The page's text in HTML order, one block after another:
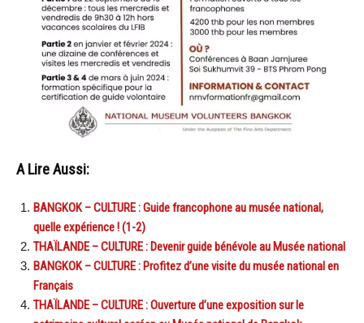
A Lire Aussi:
BANGKOK – CULTURE : Guide francophone au musée national,
quelle expérience ! (1-2)
THAÏLANDE – CULTURE : Devenir guide bénévole au Musée national
BANGKOK – CULTURE : Profitez d’une visite du musée national en
Français
THAÏLANDE – CULTURE : Ouverture d’une exposition sur le